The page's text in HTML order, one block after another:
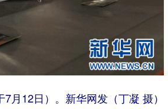
12日）。新华网发（丁凝 摄）